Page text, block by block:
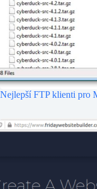
Nejlepší FTP klienti pro